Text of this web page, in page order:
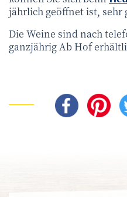
jährlich geöffnet ist, sehr
Die Weine sind nach
ganzjährig Ab Hof